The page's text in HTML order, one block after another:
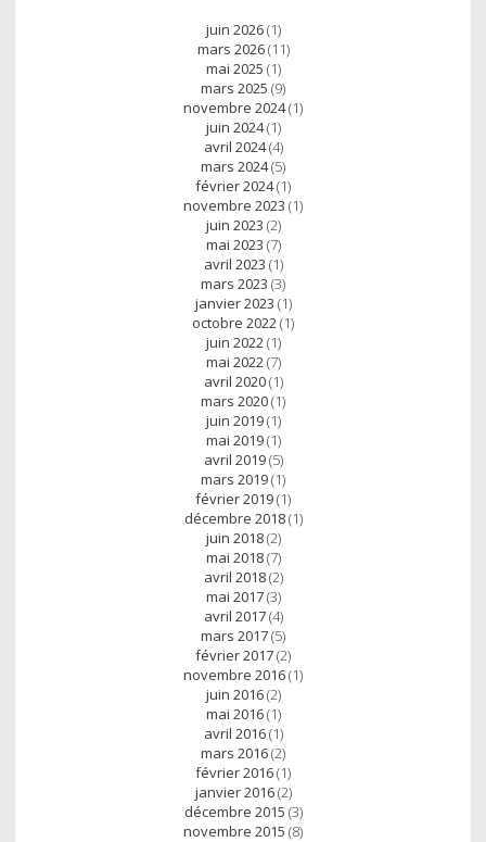
juin 2026(1)
mars 2026(11)
mai 2025 (1)
mars 2025 (9)
novembre 2024(1)
juin 2024(1)
avril 2024(4)
mars 2024(5)
février 2024(1)
novembre 2023 (1)
juin 2023 (2)
mai 2023 (7)
avril 2023 (1)
mars 2023 (3)
janvier 2023 (1)
octobre 2022(1)
juin 2022(1)
mai 2022(7)
avril 2020(1)
mars 2020(1)
juin 2019(1)
mai 2019(1)
avril 2019(5)
mars 2019(1)
février 2019(1)
décembre 2018(1)
juin 2018(2)
mai 2018(7)
avril 2018(2)
mai 2017(3)
avril 2017(4)
mars 2017(5)
février 2017(2)
novembre 2016(1)
juin 2016(2)
mai 2016(1)
avril 2016(1)
mars 2016(2)
février 2016(1)
janvier 2016(2)
décembre 2015 (3)
novembre 2015 (8)